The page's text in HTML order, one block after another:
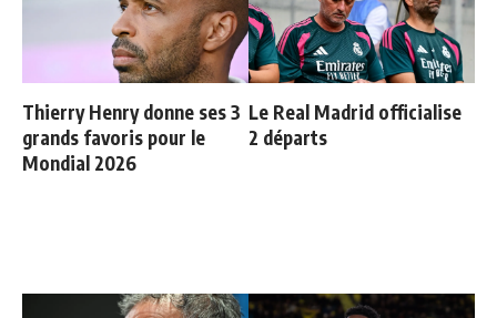
Thierry Henry donne ses 3
grands favoris pour le
Mondial 2026
Le Real Madrid officialise
2 départs